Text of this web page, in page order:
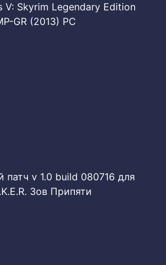
V: Skyrim Legendary Edition
GR (2013) PC
v 1.0 build 080716 для
Зов Припяти